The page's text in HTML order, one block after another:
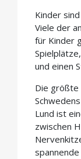
Kinder
Viele der
für Kinder
und einen
Die größte
Lund ist
zwischen